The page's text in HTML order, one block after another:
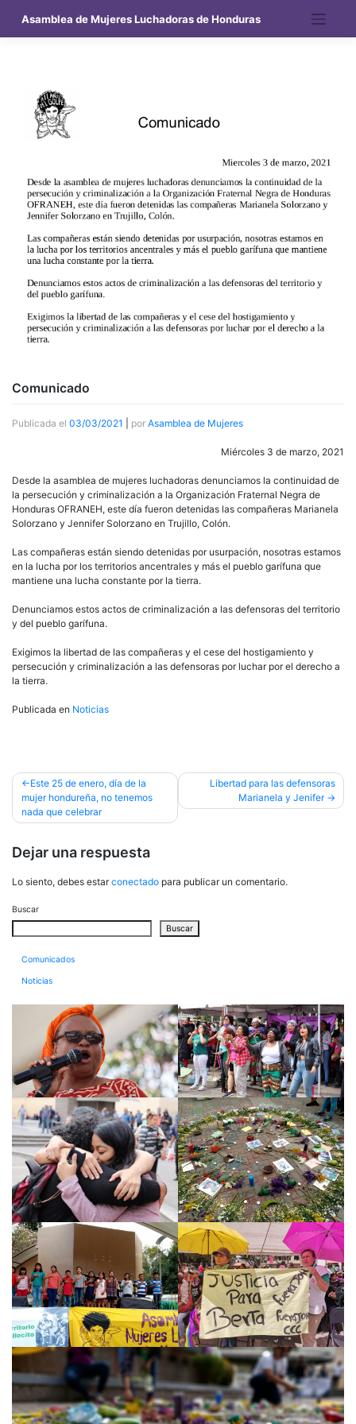
contenido
Asamblea de Mujeres Luchadoras de Honduras
Comunicado
Publicada el 03/03/2021 por Asamblea de Mujeres
Miércoles 3 de marzo, 2021
Desde la asamblea de mujeres luchadoras denunciamos la continuidad de
la persecución y criminalización a la Organización Fraternal Negra de
Honduras OFRANEH, este día fueron detenidas las compañeras Marianela
Solorzano y Jennifer Solorzano en Trujillo, Colón.
Las compañeras están siendo detenidas por usurpación, nosotras estamos
en la lucha por los territorios ancentrales y más el pueblo garífuna que
mantiene una lucha constante por la tierra.
Denunciamos estos actos de criminalización a las defensoras del territorio
y del pueblo garífuna.
Exigimos la libertad de las compañeras y el cese del hostigamiento y
persecución y criminalización a las defensoras por luchar por el derecho a
la tierra.
Publicada en Noticias
Navegación
de
entradas
Este 25 de enero, día de la
mujer hondureña, no tenemos
nada que celebrar
Libertad para las defensoras
Marianela y Jenifer
Dejar una respuesta
Lo siento, debes estarconectado para publicar un comentario.
Buscar
Buscar
Comunicados
Noticias